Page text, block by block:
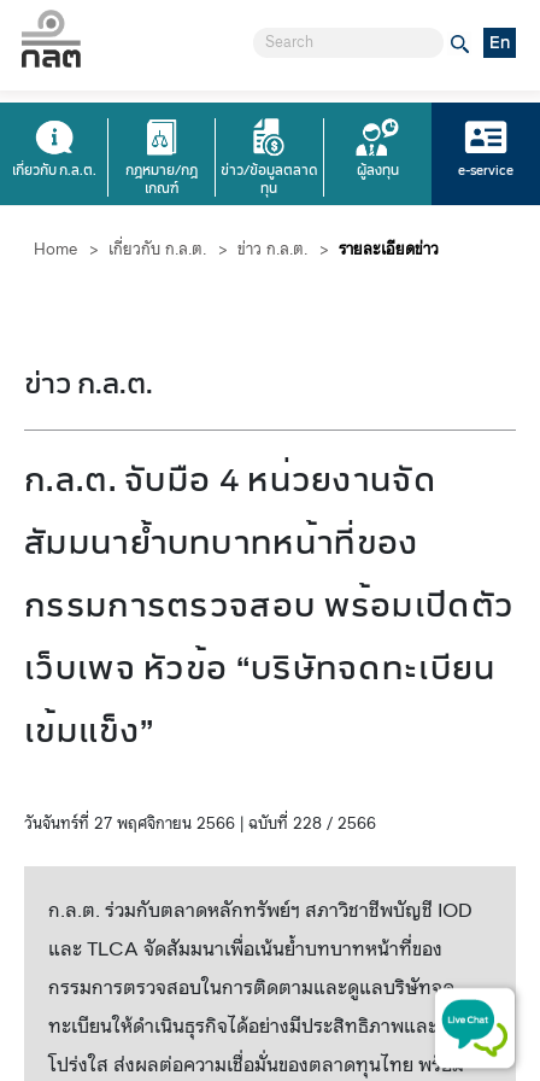
En
เกี่ยวกับ ก.ล.ต.
กฎหมาย/กฎ
เกณฑ์
ข่าว/ข้อมูลตลาด
ทุน
ผู้ลงทุน e-service
Home > เกี่ยวกับ ก.ล.ต. > ข่าว ก.ล.ต. > รายละเอียดข่าว
ข่าว ก.ล.ต.
ก.ล.ต. จับมือ 4 หน่วยงานจัด
สัมมนาย้ำบทบาทหน้าที่ของ
กรรมการตรวจสอบ พร้อมเปิดตัว
เว็บเพจ หัวข้อ “บริษัทจดทะเบียน
เข้มแข็ง”
วันจันทร์ที่ 27 พฤศจิกายน 2566 | ฉบับที่ 228 / 2566
ก.ล.ต. ร่วมกับตลาดหลักทรัพย์ฯ สภาวิชาชีพบัญชี IOD
และ TLCA จัดสัมมนาเพื่อเน้นย้ำบทบาทหน้าที่ของ
กรรมการตรวจสอบในการติดตามและดูแลบริษัทจด
ทะเบียนให้ดำเนินธุรกิจได้อย่างมีประสิทธิภาพและ
โปร่งใส ส่งผลต่อความเชื่อมั่นของตลาดทุนไทย พร้อม